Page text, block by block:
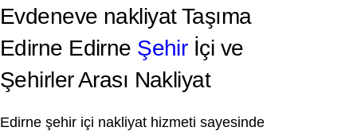
Evdeneve nakliyat Taşıma
Edirne Edirne Şehirİçi ve
Şehirler Arası Nakliyat
Edirne şehir içi nakliyat hizmeti sayesinde